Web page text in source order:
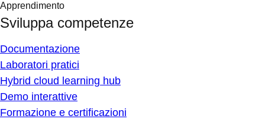
Apprendimento
Sviluppa competenze
Documentazione
Laboratori pratici
Hybrid cloud learning hub
Demo interattive
Formazione e certificazioni